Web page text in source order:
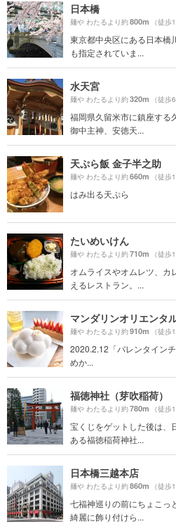
日本橋
麺や わたるより約800m （徒歩
東京都中央区にある日本橋
も指定されていま...
水天宮
麺や わたるより約320m （徒歩
福岡県久留米市に鎮座する
御中主神、安徳天...
天ぷら飯 金子半之助
麺や わたるより約660m （徒歩
はみ出る天ぷら
たいめいけん
麺や わたるより約710m （徒歩
オムライスやオムレツ、カ
えるレストラン。...
マンダリンオリエンタ
麺や わたるより約910m （徒歩
2020.2.12「バレンタイン
めか...
福徳神社（芽吹稲荷）
麺や わたるより約780m （徒歩
宝くじをゲットした後は、
ある福徳稲荷神社...
日本橋三越本店
麺や わたるより約860m （徒歩
七福神巡りの前にちょこっ
綺麗に飾り付けら...